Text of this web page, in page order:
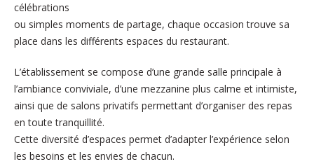
célébrations
ou simples moments de partage, chaque occasion trouve sa
place dans les différents espaces du restaurant.
L’établissement se compose d’une grande salle principale à
l’ambiance conviviale, d’une mezzanine plus calme et intimiste,
ainsi que de salons privatifs permettant d’organiser des repas
en toute tranquillité.
Cette diversité d’espaces permet d’adapter l’expérience selon
les besoins et les envies de chacun.